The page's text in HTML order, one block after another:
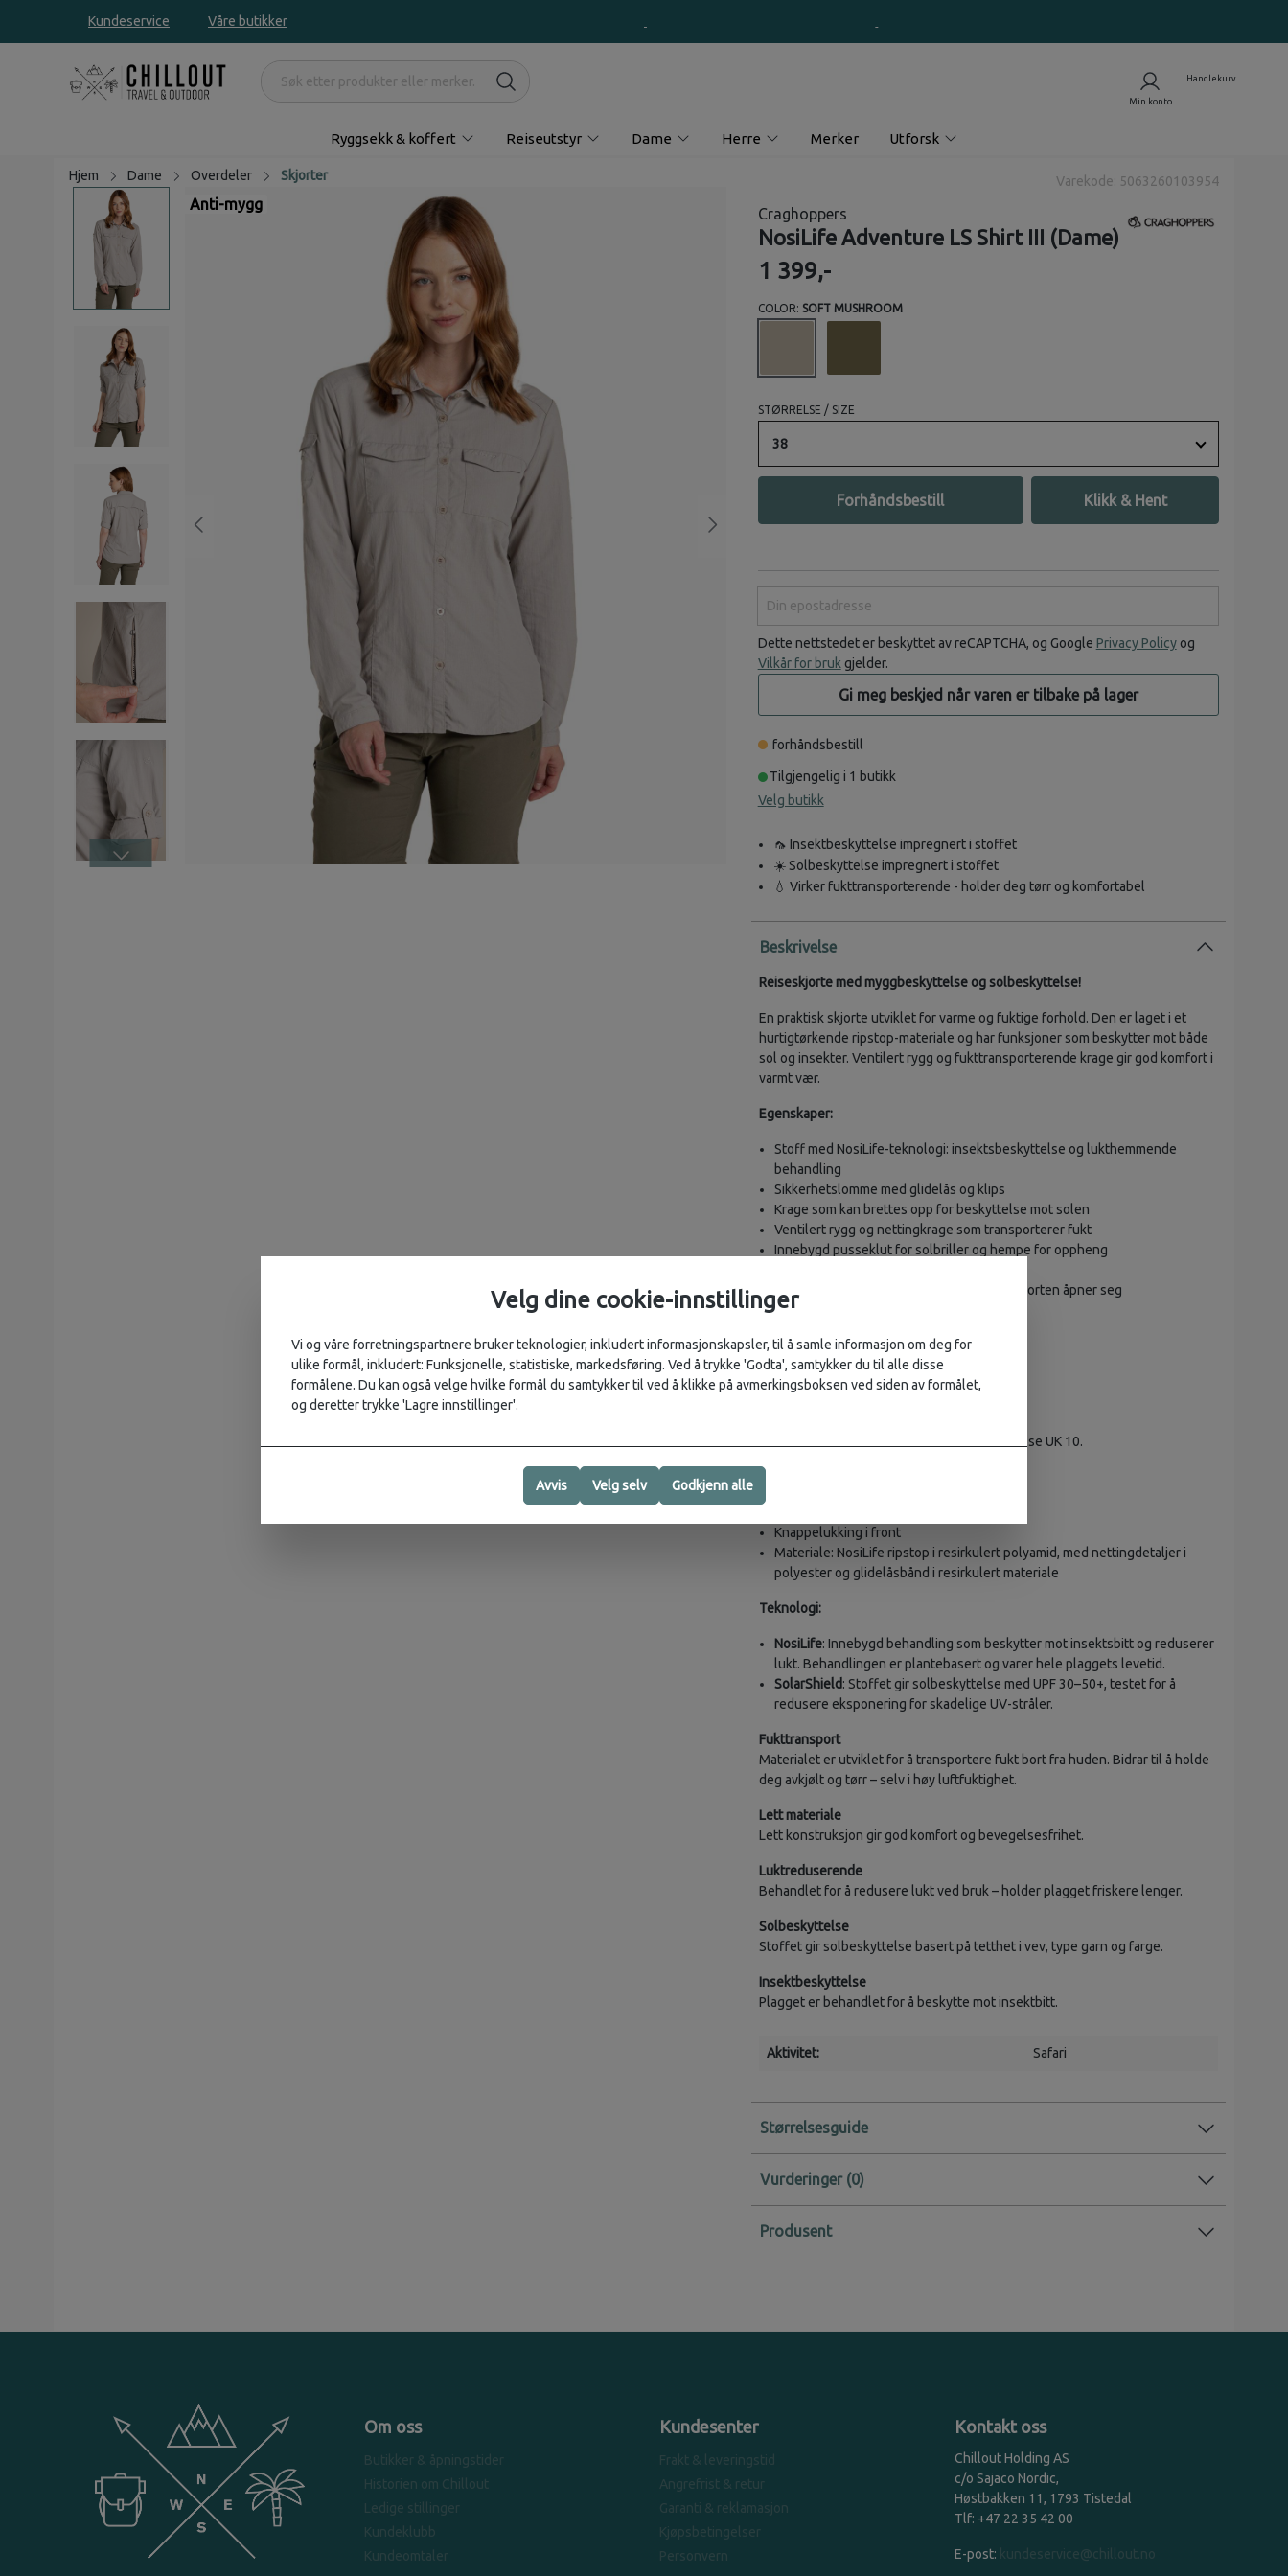
Kundeservice Våre butikker
Ryggsekk & koffert Reiseutstyr Dame Herre Merker Utforsk
Hjem Dame Overdeler Skjorter
Anti-mygg
Varekode: 5063260103954
Craghoppers
NosiLife Adventure LS Shirt III (Dame)
1 399,-
COLOR: SOFT MUSHROOM
STØRRELSE / SIZE
38
Forhåndsbestill Klikk & Hent
Dette nettstedet er beskyttet av reCAPTCHA, og Google Privacy Policyog
Vilkår for bruk gjelder.
Gi meg beskjed når varen er tilbake på lager
forhåndsbestill
Tilgjengelig i 1 butikk
Velg butikk
🦟 Insektbeskyttelse impregnert i stoffet
☀️ Solbeskyttelse impregnert i stoffet
💧 Virker fukttransporterende - holder deg tørr og komfortabel
Beskrivelse
Reiseskjorte med myggbeskyttelse og solbeskyttelse!
En praktisk skjorte utviklet for varme og fuktige forhold. Den er laget i et
hurtigtørkende ripstop-materiale og har funksjoner som beskytter mot både
sol og insekter. Ventilert rygg og fukttransporterende krage gir god komfort i
varmt vær.
Egenskaper:
Stoff med NosiLife-teknologi: insektsbeskyttelse og lukthemmende
behandling
Sikkerhetslomme med glidelås og klips
Krage som kan brettes opp for beskyttelse mot solen
Ventilert rygg og nettingkrage som transporterer fukt
Innebygd pusseklut for solbriller og hempe for oppheng
Ekstra knapp ved bysten som hindrer at skjorten åpner seg
Tørker raskt og har hemper for oppheng
Materiale:
Hovedmateriale: 100 % resirkulert polyamid
Detaljer: 100 % polyester
Modellen er 172 cm høy og har på seg størrelse UK 10.
Knappelukking i front
Materiale: NosiLife ripstop i resirkulert polyamid, med nettingdetaljer i
polyester og glidelåsbånd i resirkulert materiale
Teknologi:
NosiLife: Innebygd behandling som beskytter mot insektsbitt og reduserer
lukt. Behandlingen er plantebasert og varer hele plaggets levetid.
SolarShield: Stoffet gir solbeskyttelse med UPF 30–50+, testet for å
redusere eksponering for skadelige UV-stråler.
Fukttransport
Materialet er utviklet for å transportere fukt bort fra huden. Bidrar til å holde
deg avkjølt og tørr – selv i høy luftfuktighet.
Lett materiale
Lett konstruksjon gir god komfort og bevegelsesfrihet.
Luktreduserende
Behandlet for å redusere lukt ved bruk – holder plagget friskere lenger.
Solbeskyttelse
Stoffet gir solbeskyttelse basert på tetthet i vev, type garn og farge.
Insektbeskyttelse
Plagget er behandlet for å beskytte mot insektbitt.
Aktivitet: Safari
Størrelsesguide
Vurderinger
Produsent
Om oss
Butikker & åpningstider
Historien om Chillout
Ledige stillinger
Kundeklubb
Kundeomtaler
Kundesenter
Frakt & leveringstid
Angrefrist & retur
Garanti & reklamasjon
Kjøpsbetingelser
Personvern
Kontakt oss
Chillout Holding AS
c/o Sajaco Nordic,
Høstbakken 11, 1793 Tistedal
Tlf: +47 22 35 42 00
E-post: kundeservice@chillout.no
Velg dine cookie-innstillinger
Vi og våre forretningspartnere bruker teknologier, inkludert informasjonskapsler, til å samle informasjon om deg for
ulike formål, inkludert: Funksjonelle, statistiske, markedsføring. Ved å trykke 'Godta', samtykker du til alle disse
formålene. Du kan også velge hvilke formål du samtykker til ved å klikke på avmerkingsboksen ved siden av formålet,
og deretter trykke 'Lagre innstillinger'.
Avvis Velg selv Godkjenn alle